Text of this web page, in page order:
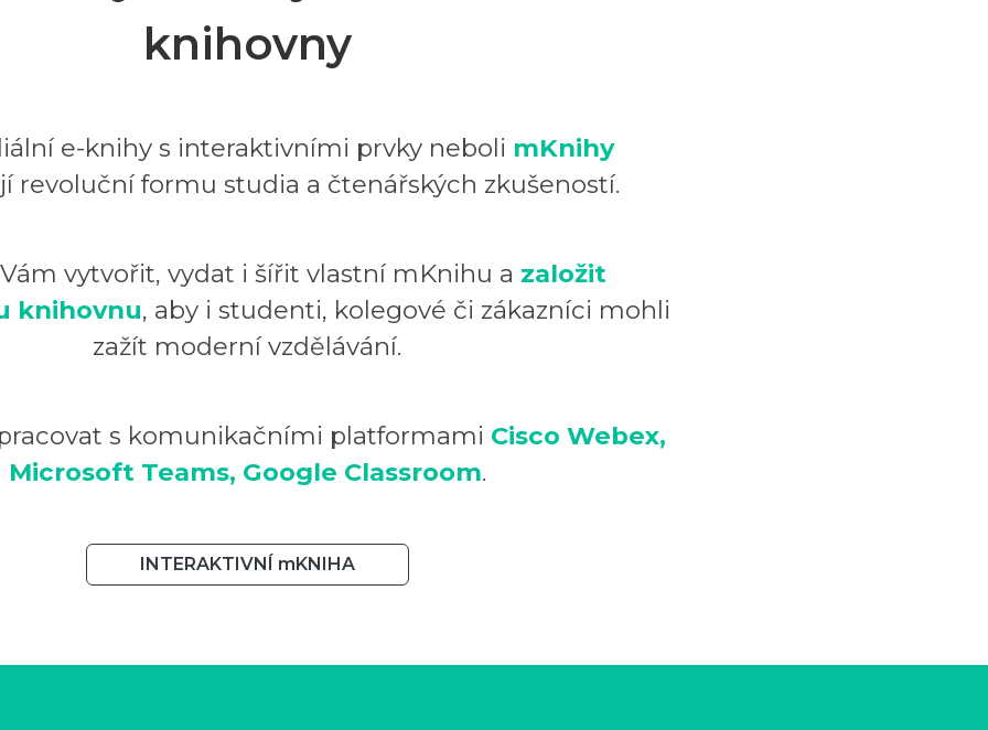
knihovny
e-knihy s interaktivními prvky neboli mKnihy
revoluční formu studia a čtenářských zkušeností.
vytvořit, vydat i šířit vlastní mKnihu a založit
knihovnu, aby i studenti, kolegové či zákazníci mohli
zažít moderní vzdělávání.
s komunikačními platformami Cisco Webex,
Microsoft Teams, Google Classroom.
INTERAKTIVNÍ mKNIHA